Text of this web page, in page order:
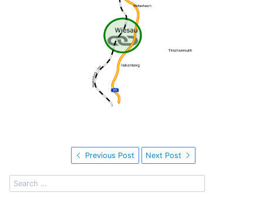
Previous Post Next Post